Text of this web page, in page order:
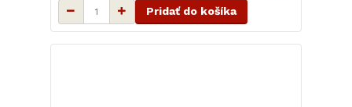
Pridať do košíka